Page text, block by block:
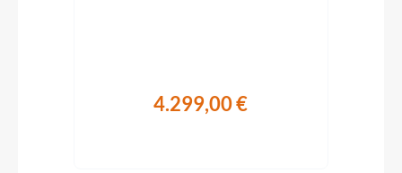
4.299,00 €